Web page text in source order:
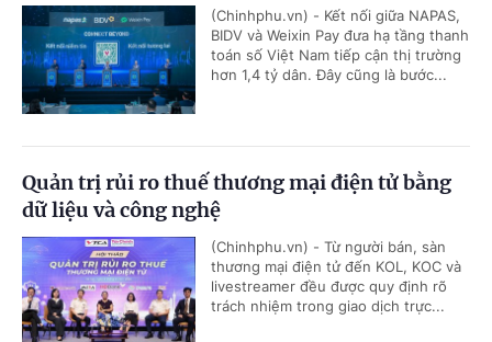
(Chinhphu.vn) - Kết nối giữa NAPAS,
BIDV và Weixin Pay đưa hạ tầng thanh
toán số Việt Nam tiếp cận thị trường
hơn 1,4 tỷ dân. Đây cũng là bước...
Quản trị rủi ro thuế thương mại điện tử bằng
dữ liệu và công nghệ
(Chinhphu.vn) - Từ người bán, sàn
thương mại điện tử đến KOL, KOC và
livestreamer đều được quy định rõ
trách nhiệm trong giao dịch trực...